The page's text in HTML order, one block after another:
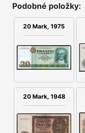
Podobné položky:
20 Mark, 1975
20 Mark, 1948